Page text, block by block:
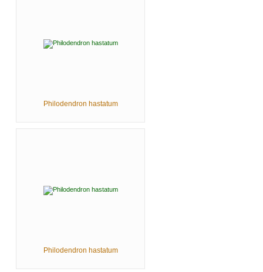
Philodendron hastatum
Philodendron hastatum